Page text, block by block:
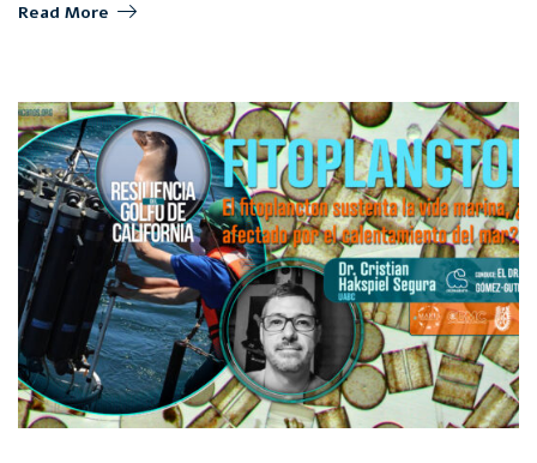
Read More